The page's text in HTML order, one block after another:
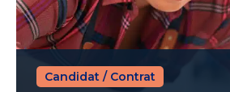
Candidat / Contrat